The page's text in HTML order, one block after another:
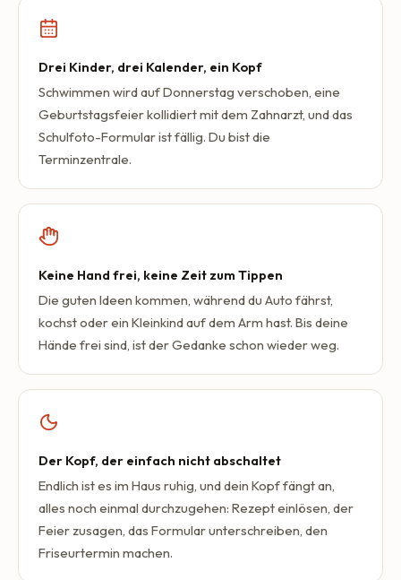
Drei Kinder, drei Kalender, ein Kopf
Schwimmen wird auf Donnerstag verschoben, eine
Geburtstagsfeier kollidiert mit dem Zahnarzt, und das
Schulfoto-Formular ist fällig. Du bist die
Terminzentrale.
Keine Hand frei, keine Zeit zum Tippen
Die guten Ideen kommen, während du Auto fährst,
kochst oder ein Kleinkind auf dem Arm hast. Bis deine
Hände frei sind, ist der Gedanke schon wieder weg.
Der Kopf, der einfach nicht abschaltet
Endlich ist es im Haus ruhig, und dein Kopf fängt an,
alles noch einmal durchzugehen: Rezept einlösen, der
Feier zusagen, das Formular unterschreiben, den
Friseurtermin machen.